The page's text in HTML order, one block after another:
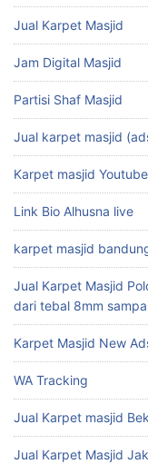
Jual Karpet Masjid
Jam Digital Masjid
Partisi Shaf Masjid
Jual karpet masjid
Karpet masjid
Link Bio Alhusna live
karpet masjid
Jual Karpet Masjid
dari tebal 8mm
Karpet Masjid New
WA Tracking
Jual Karpet masjid
Jual Karpet Masjid